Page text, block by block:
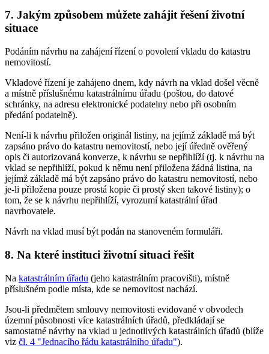
7. Jakým způsobem můžete zahájit řešení životní
situace
Podáním návrhu na zahájení řízení o povolení vkladu do katastru
nemovitostí.
Vkladové řízení je zahájeno dnem, kdy návrh na vklad došel věcně
a místně příslušnému katastrálnímu úřadu (poštou, do datové
schránky, na adresu elektronické podatelny nebo při osobním
předání podatelně).
Není-li k návrhu přiložen originál listiny, na jejímž základě má být
zapsáno právo do katastru nemovitostí, nebo její úředně ověřený
opis či autorizovaná konverze, k návrhu se nepřihlíží (tj. k návrhu na
vklad se nepřihlíží, pokud k němu není přiložena žádná listina, na
jejímž základě má být zapsáno právo do katastru nemovitostí, nebo
je-li přiložena pouze prostá kopie či prostý sken takové listiny); o
tom, že se k návrhu nepřihlíží, vyrozumí katastrální úřad
navrhovatele.
Návrh na vklad musí být podán na stanoveném formuláři.
8. Na které instituci životní situaci řešit
Na katastrálním úřadu (jeho katastrálním pracovišti), místně
příslušném podle místa, kde se nemovitost nachází.
Jsou-li předmětem smlouvy nemovitosti evidované v obvodech
územní působnosti více katastrálních úřadů, předkládají se
samostatné návrhy na vklad u jednotlivých katastrálních úřadů (blíže
viz čl. 4 "Jednacího řádu katastrálního úřadu").